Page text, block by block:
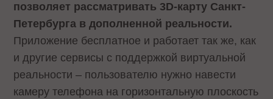
позволяет рассматривать 3D-карту Санкт-
Петербурга в дополненной реальности.
Приложение бесплатное и работает так же, как
и другие сервисы с поддержкой виртуальной
реальности – пользователю нужно навести
камеру телефона на горизонтальную плоскость